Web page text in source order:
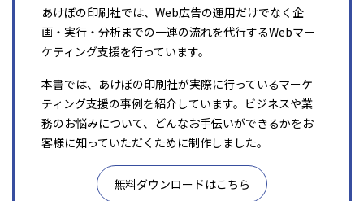
あけぼの印刷社では、Web広告の運用だけでなく企
画・実行・分析までの一連の流れを代行するWebマー
ケティング支援を行っています。
本書では、あけぼの印刷社が実際に行っているマーケ
ティング支援の事例を紹介しています。ビジネスや業
務のお悩みについて、どんなお手伝いができるかをお
客様に知っていただくために制作しました。
無料ダウンロードはこちら